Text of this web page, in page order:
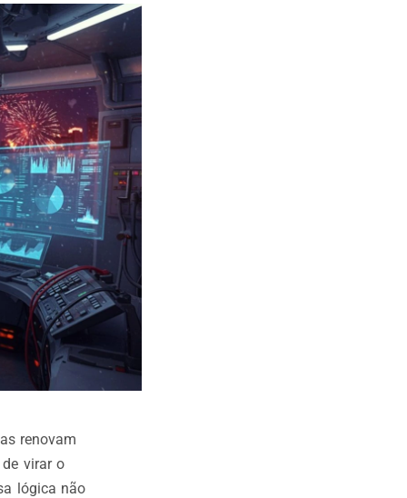
renovam
virar o
lógica não